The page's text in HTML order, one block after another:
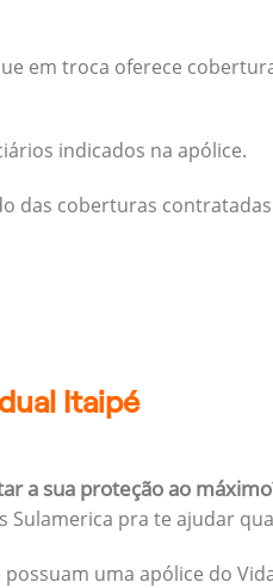
em troca oferece
indicados na apólice.
das coberturas
Itaipé
a sua proteção ao
Sulamerica pra te ajudar
uma apólice do